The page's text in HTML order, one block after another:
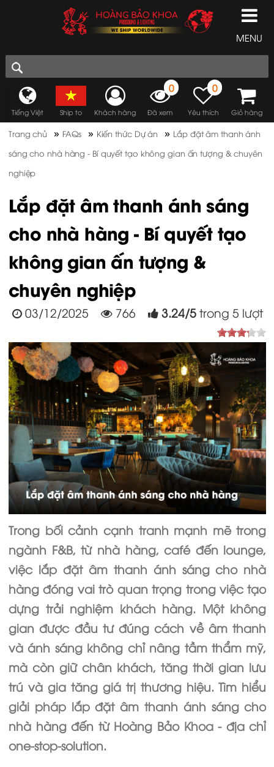
MENU
Tiếng Việt Ship to Khách hàng
0
Đã xem
0
Yêu thích Giỏ hàng
Trang chủ » FAQs » Kiến thức Dự án » Lắp đặt âm thanh ánh
sáng cho nhà hàng - Bí quyết tạo không gian ấn tượng & chuyên
nghiệp
Lắp đặt âm thanh ánh sáng
cho nhà hàng - Bí quyết tạo
không gian ấn tượng &
chuyên nghiệp
03/12/2025 766 3.24/5 trong5 lượt
Trong bối cảnh cạnh tranh mạnh mẽ trong
ngành F&B, từ nhà hàng, café đến lounge,
việc lắp đặt âm thanh ánh sáng cho nhà
hàng đóng vai trò quan trọng trong việc tạo
dựng trải nghiệm khách hàng. Một không
gian được đầu tư đúng cách về âm thanh
và ánh sáng không chỉ nâng tầm thẩm mỹ,
mà còn giữ chân khách, tăng thời gian lưu
trú và gia tăng giá trị thương hiệu. Tìm hiểu
giải pháp lắp đặt âm thanh ánh sáng cho
nhà hàng đến từ Hoàng Bảo Khoa - địa chỉ
one-stop-solution.